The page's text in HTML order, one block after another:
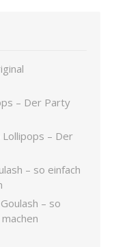
– Der Party
Lollipops – Der
– so einfach
– so